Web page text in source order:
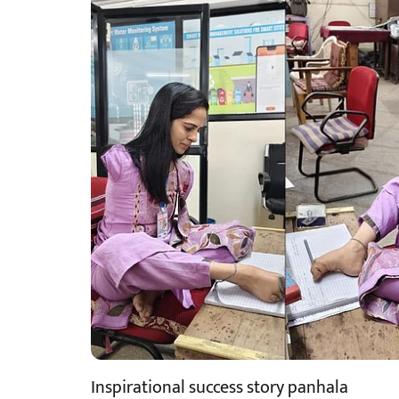
Inspirational success story panhala